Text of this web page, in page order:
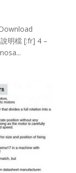
明檔 [:fr] 4 –